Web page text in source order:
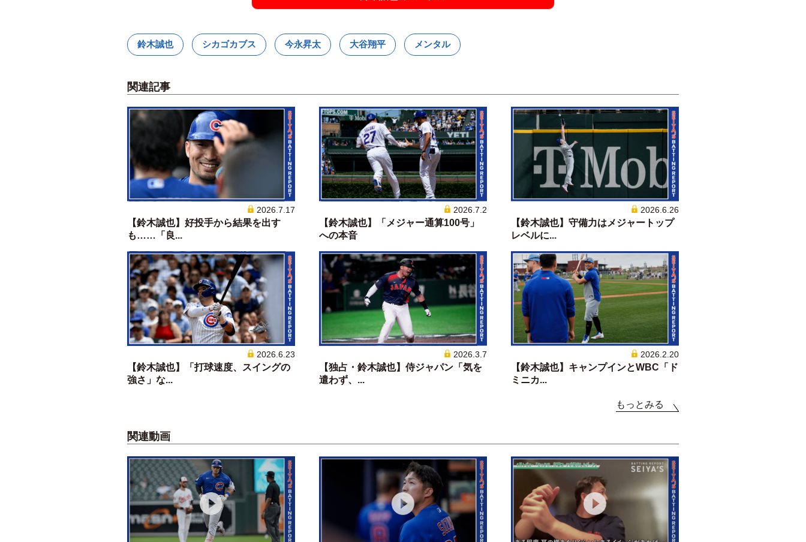
鈴木誠也 シカゴカブス 今永昇太 大谷翔平 メンタル
関連記事
2026.7.17
【鈴木誠也】好投手から結果を出す
も……「良...
2026.7.2
【鈴木誠也】「メジャー通算100号」
への本音
2026.6.26
【鈴木誠也】守備力はメジャートップ
レベルに...
2026.6.23
【鈴木誠也】「打球速度、スイングの
強さ」な...
2026.3.7
【独占・鈴木誠也】侍ジャパン「気を
遣わず、...
2026.2.20
【鈴木誠也】キャンプインとWBC「ド
ミニカ...
もっとみる
関連動画